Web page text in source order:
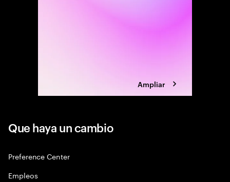
Ampliar
Que haya un cambio
Preference Center
Empleos